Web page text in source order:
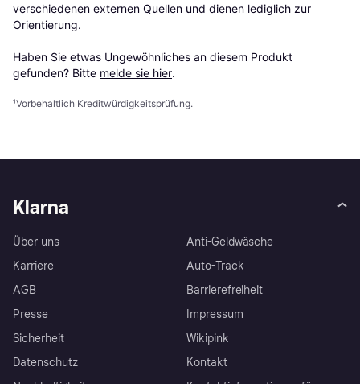
verschiedenen externen Quellen und dienen lediglich zur
Orientierung.
Haben Sie etwas Ungewöhnliches an diesem Produkt
gefunden? Bitte melde sie hier.
¹Vorbehaltlich Kreditwürdigkeitsprüfung.
Klarna
Über uns
Karriere
AGB
Presse
Sicherheit
Datenschutz
Anti-Geldwäsche
Auto-Track
Barrierefreiheit
Impressum
Wikipink
Kontakt